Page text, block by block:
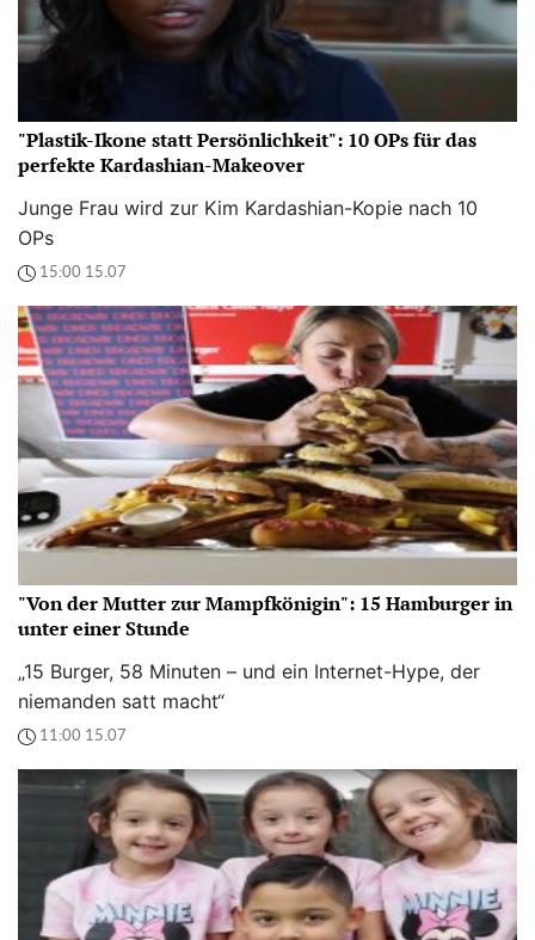
"Plastik-Ikone statt Persönlichkeit": 10 OPs für das
perfekte Kardashian-Makeover
Junge Frau wird zur Kim Kardashian-Kopie nach 10
OPs
15:00 15.07
"Von der Mutter zur Mampfkönigin": 15 Hamburger in
unter einer Stunde
„15 Burger, 58 Minuten – und ein Internet-Hype, der
niemanden satt macht“
11:00 15.07